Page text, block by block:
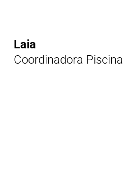
Laia
Coordinadora Piscina